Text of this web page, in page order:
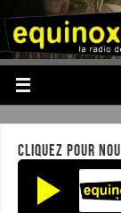
CLIQUEZ POUR